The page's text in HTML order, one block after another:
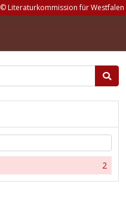
© Literaturkommission für Westfalen
2